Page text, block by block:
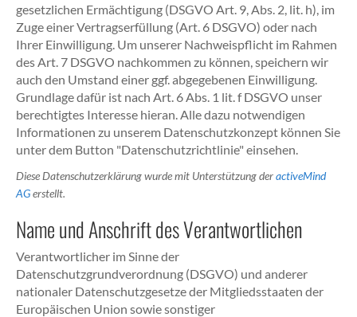
gesetzlichen Ermächtigung (DSGVO Art. 9, Abs. 2, lit. h), im
Zuge einer Vertragserfüllung (Art. 6 DSGVO) oder nach
Ihrer Einwilligung. Um unserer Nachweispflicht im Rahmen
des Art. 7 DSGVO nachkommen zu können, speichern wir
auch den Umstand einer ggf. abgegebenen Einwilligung.
Grundlage dafür ist nach Art. 6 Abs. 1 lit. f DSGVO unser
berechtigtes Interesse hieran. Alle dazu notwendigen
Informationen zu unserem Datenschutzkonzept können Sie
unter dem Button "Datenschutzrichtlinie" einsehen.
Diese Datenschutzerklärung wurde mit Unterstützung deractiveMind
AGerstellt.
Name und Anschrift des Verantwortlichen
Verantwortlicher im Sinne der
Datenschutzgrundverordnung (DSGVO) und anderer
nationaler Datenschutzgesetze der Mitgliedsstaaten der
Europäischen Union sowie sonstiger